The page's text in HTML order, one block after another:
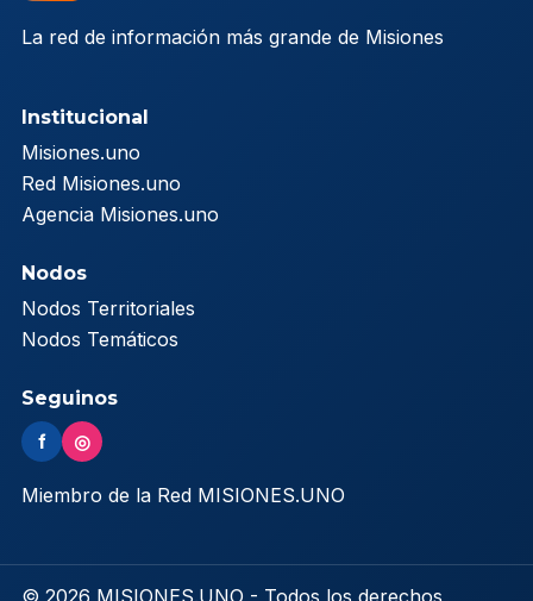
La red de información más grande de Misiones
Institucional
Misiones.uno
Red Misiones.uno
Agencia Misiones.uno
Nodos
Nodos Territoriales
Nodos Temáticos
Seguinos
f ◎
Miembro de la Red MISIONES.UNO